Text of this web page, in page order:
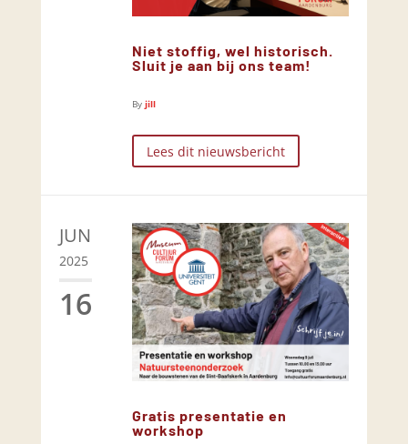
Niet stoffig, wel historisch.
Sluit je aan bij ons team!
By jill
Lees dit nieuwsbericht
JUN
2025
16
Gratis presentatie en
workshop